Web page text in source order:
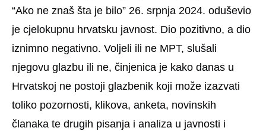
“Ako ne znaš šta je bilo” 26. srpnja 2024. oduševio
je cjelokupnu hrvatsku javnost. Dio pozitivno, a dio
iznimno negativno. Voljeli ili ne MPT, slušali
njegovu glazbu ili ne, činjenica je kako danas u
Hrvatskoj ne postoji glazbenik koji može izazvati
toliko pozornosti, klikova, anketa, novinskih
članaka te drugih pisanja i analiza u javnosti i